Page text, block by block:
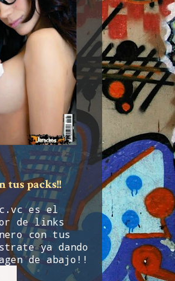
tus packs!!
es el
de links
con tus
ya dando
de abajo!!